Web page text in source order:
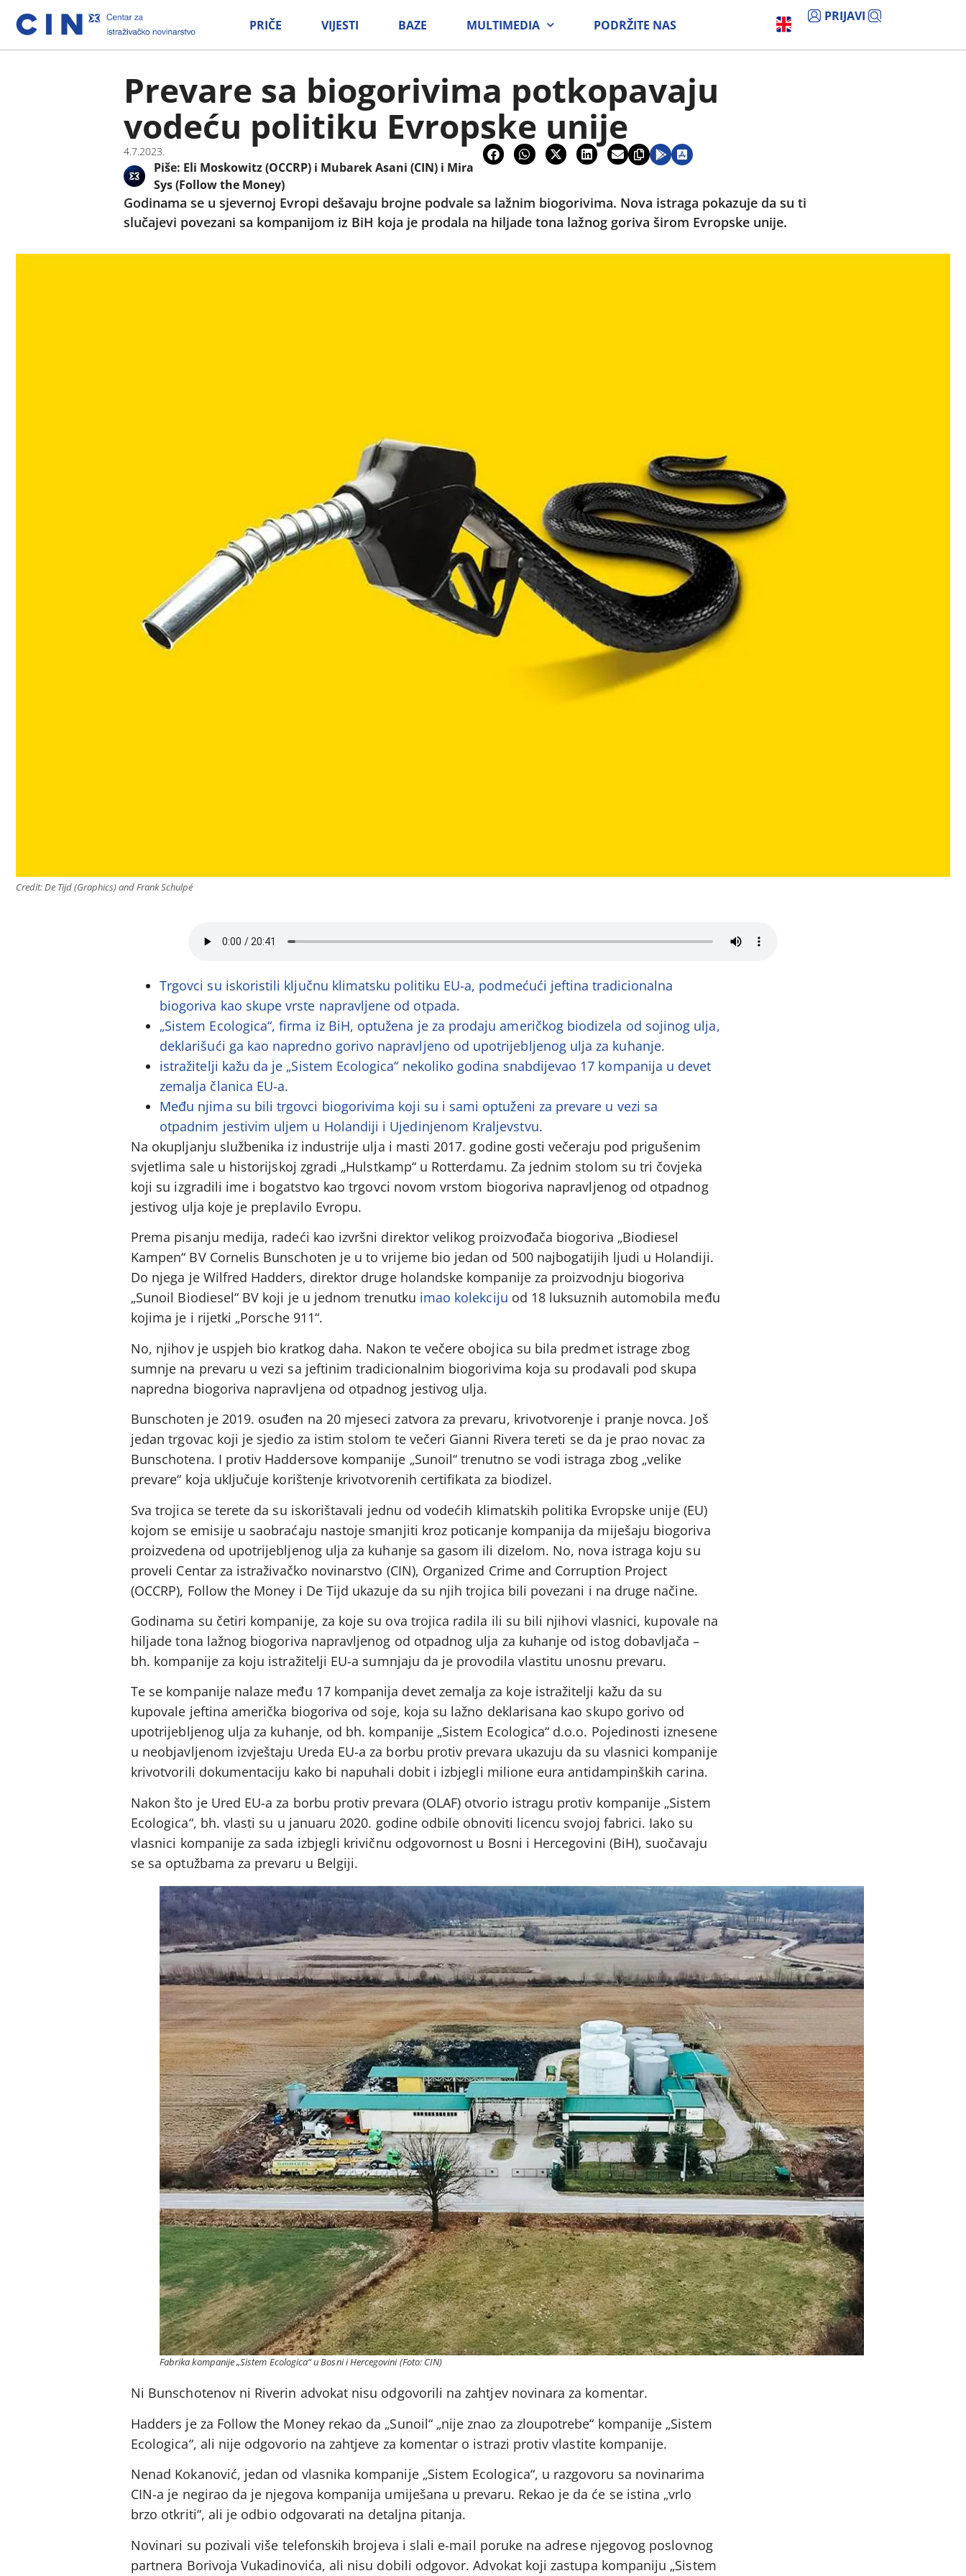
PRIČE VIJESTI BAZE MULTIMEDIA PODRŽITE NAS
PRIJAVI
Prevare sa biogorivima potkopavaju
vodeću politiku Evropske unije
4.7.2023.
Piše: Eli Moskowitz (OCCRP) i Mubarek Asani (CIN) i Mira
Sys (Follow the Money)
Godinama se u sjevernoj Evropi dešavaju brojne podvale sa lažnim biogorivima. Nova istraga pokazuje da su ti
slučajevi povezani sa kompanijom iz BiH koja je prodala na hiljade tona lažnog goriva širom Evropske unije.
Credit: De Tijd (Graphics) and Frank Schulpé
Trgovci su iskoristili ključnu klimatsku politiku EU-a, podmećući jeftina tradicionalna
biogoriva kao skupe vrste napravljene od otpada.
„Sistem Ecologica“, firma iz BiH, optužena je za prodaju američkog biodizela od sojinog ulja,
deklarišući ga kao napredno gorivo napravljeno od upotrijebljenog ulja za kuhanje.
istražitelji kažu da je „Sistem Ecologica“ nekoliko godina snabdijevao 17 kompanija u devet
zemalja članica EU-a.
Među njima su bili trgovci biogorivima koji su i sami optuženi za prevare u vezi sa
otpadnim jestivim uljem u Holandiji i Ujedinjenom Kraljevstvu.
Na okupljanju službenika iz industrije ulja i masti 2017. godine gosti večeraju pod prigušenim
svjetlima sale u historijskoj zgradi „Hulstkamp“ u Rotterdamu. Za jednim stolom su tri čovjeka
koji su izgradili ime i bogatstvo kao trgovci novom vrstom biogoriva napravljenog od otpadnog
jestivog ulja koje je preplavilo Evropu.
Prema pisanju medija, radeći kao izvršni direktor velikog proizvođača biogoriva „Biodiesel
Kampen“ BV Cornelis Bunschoten je u to vrijeme bio jedan od 500 najbogatijih ljudi u Holandiji.
Do njega je Wilfred Hadders, direktor druge holandske kompanije za proizvodnju biogoriva
„Sunoil Biodiesel“ BV koji je u jednom trenutku imao kolekciju od 18 luksuznih automobila među
kojima je i rijetki „Porsche 911“.
No, njihov je uspjeh bio kratkog daha. Nakon te večere obojica su bila predmet istrage zbog
sumnje na prevaru u vezi sa jeftinim tradicionalnim biogorivima koja su prodavali pod skupa
napredna biogoriva napravljena od otpadnog jestivog ulja.
Bunschoten je 2019. osuđen na 20 mjeseci zatvora za prevaru, krivotvorenje i pranje novca. Još
jedan trgovac koji je sjedio za istim stolom te večeri Gianni Rivera tereti se da je prao novac za
Bunschotena. I protiv Haddersove kompanije „Sunoil“ trenutno se vodi istraga zbog „velike
prevare“ koja uključuje korištenje krivotvorenih certifikata za biodizel.
Sva trojica se terete da su iskorištavali jednu od vodećih klimatskih politika Evropske unije (EU)
kojom se emisije u saobraćaju nastoje smanjiti kroz poticanje kompanija da miješaju biogoriva
proizvedena od upotrijebljenog ulja za kuhanje sa gasom ili dizelom. No, nova istraga koju su
proveli Centar za istraživačko novinarstvo (CIN), Organized Crime and Corruption Project
(OCCRP), Follow the Money i De Tijd ukazuje da su njih trojica bili povezani i na druge načine.
Godinama su četiri kompanije, za koje su ova trojica radila ili su bili njihovi vlasnici, kupovale na
hiljade tona lažnog biogoriva napravljenog od otpadnog ulja za kuhanje od istog dobavljača –
bh. kompanije za koju istražitelji EU-a sumnjaju da je provodila vlastitu unosnu prevaru.
Te se kompanije nalaze među 17 kompanija devet zemalja za koje istražitelji kažu da su
kupovale jeftina američka biogoriva od soje, koja su lažno deklarisana kao skupo gorivo od
upotrijebljenog ulja za kuhanje, od bh. kompanije „Sistem Ecologica“ d.o.o. Pojedinosti iznesene
u neobjavljenom izvještaju Ureda EU-a za borbu protiv prevara ukazuju da su vlasnici kompanije
krivotvorili dokumentaciju kako bi napuhali dobit i izbjegli milione eura antidampinških carina.
Nakon što je Ured EU-a za borbu protiv prevara (OLAF) otvorio istragu protiv kompanije „Sistem
Ecologica“, bh. vlasti su u januaru 2020. godine odbile obnoviti licencu svojoj fabrici. Iako su
vlasnici kompanije za sada izbjegli krivičnu odgovornost u Bosni i Hercegovini (BiH), suočavaju
se sa optužbama za prevaru u Belgiji.
Fabrika kompanije „Sistem Ecologica“ u Bosni i Hercegovini (Foto: CIN)
Ni Bunschotenov ni Riverin advokat nisu odgovorili na zahtjev novinara za komentar.
Hadders je za Follow the Money rekao da „Sunoil“ „nije znao za zloupotrebe“ kompanije „Sistem
Ecologica“, ali nije odgovorio na zahtjeve za komentar o istrazi protiv vlastite kompanije.
Nenad Kokanović, jedan od vlasnika kompanije „Sistem Ecologica“, u razgovoru sa novinarima
CIN-a je negirao da je njegova kompanija umiješana u prevaru. Rekao je da će se istina „vrlo
brzo otkriti“, ali je odbio odgovarati na detaljna pitanja.
Novinari su pozivali više telefonskih brojeva i slali e-mail poruke na adrese njegovog poslovnog
partnera Borivoja Vukadinovića, ali nisu dobili odgovor. Advokat koji zastupa kompaniju „Sistem